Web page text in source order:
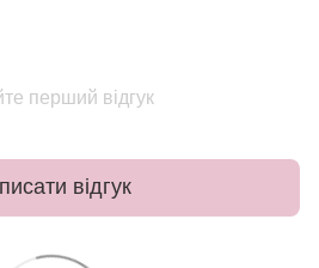
перший відгук
відгук